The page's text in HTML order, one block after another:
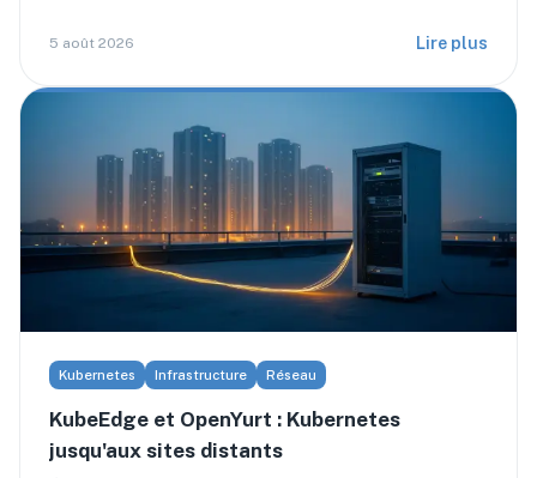
5 août 2026 Lire plus
Kubernetes Infrastructure Réseau
KubeEdge et OpenYurt : Kubernetes
jusqu'aux sites distants